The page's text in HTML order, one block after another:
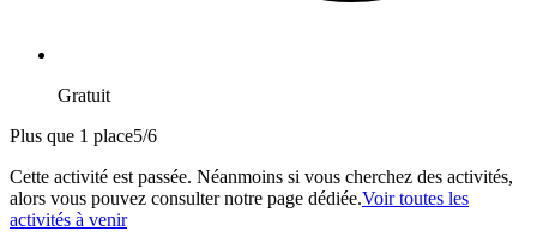
Gratuit
Plus que 1 place5/6
Cette activité est passée. Néanmoins si vous cherchez des activités,
alors vous pouvez consulter notre page dédiée.Voir toutes les
activités à venir